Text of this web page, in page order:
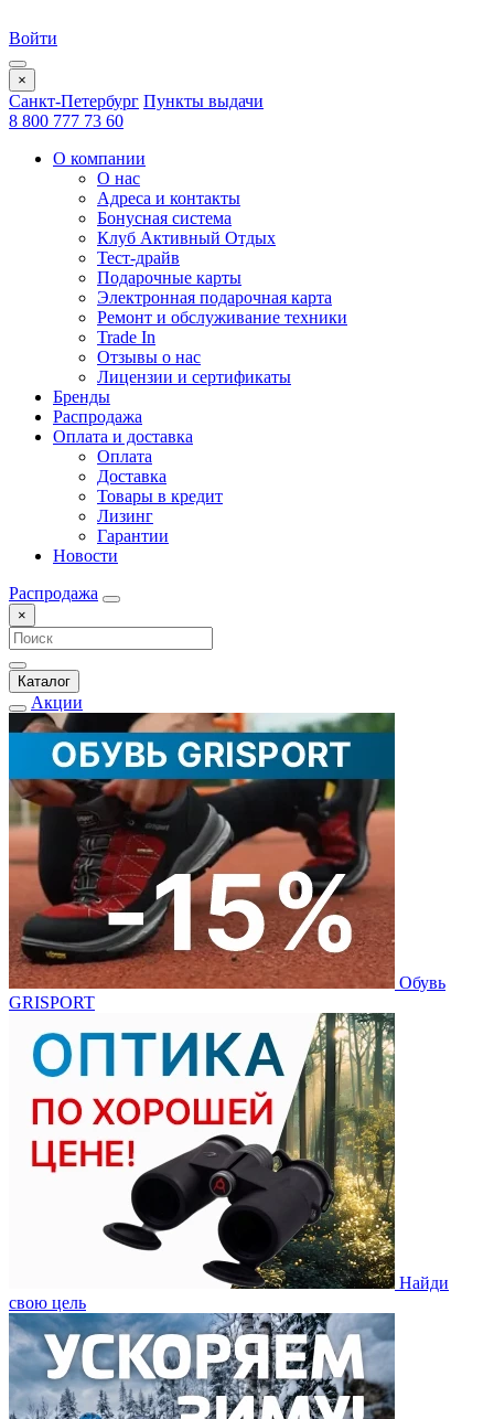
Войти
×
Санкт-Петербург Пункты выдачи
8 800 777 73 60
О компании
О нас
Адреса и контакты
Бонусная система
Клуб Активный Отдых
Тест-драйв
Подарочные карты
Электронная подарочная карта
Ремонт и обслуживание техники
Trade In
Отзывы о нас
Лицензии и сертификаты
Бренды
Распродажа
Оплата и доставка
Оплата
Доставка
Товары в кредит
Лизинг
Гарантии
Новости
Распродажа
×
Каталог
Акции
Обувь
GRISPORT
Найди
свою цель